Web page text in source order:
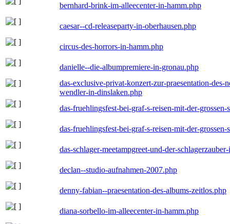
bernhard-brink-im-alleecenter-in-hamm.php
caesar--cd-releaseparty-in-oberhausen.php
circus-des-horrors-in-hamm.php
danielle--die-albumpremiere-in-gronau.php
das-exclusive-privat-konzert-zur-praesentation-
wendler-in-dinslaken.php
das-fruehlingsfest-bei-graf-s-reisen-mit-der-
das-fruehlingsfest-bei-graf-s-reisen-mit-der-
das-schlager-meetampgreet-und-der-
declan--studio-aufnahmen-2007.php
denny-fabian--praesentation-des-albums-zeitlos.php
diana-sorbello-im-alleecenter-in-hamm.php